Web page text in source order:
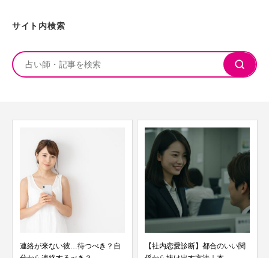
サイト内検索
連絡が来ない彼…待つべき？自
【社内恋愛診断】都合のいい関